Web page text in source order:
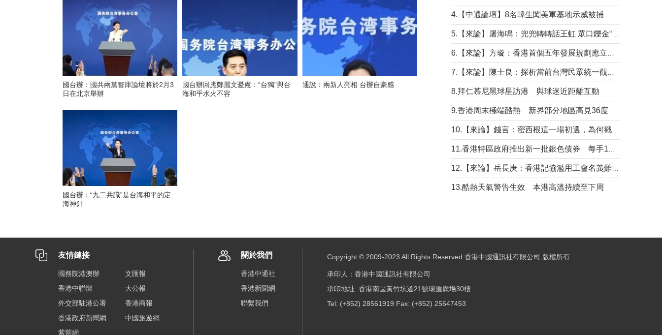
國台辦：國共兩黨智庫論壇將於2月3
日在北京舉辦
國台辦回應鄭麗文憂慮：“台獨”與台
海和平水火不容
通說：兩新人亮相 台辦自豪感
國台辦：“九二共識”是台海和平的定
海神針
8.拜仁慕尼黑球星訪港 與球迷近距離互動
9.香港周末極端酷熱 新界部分地區高見36度
13.酷熱天氣警告生效 本港高溫持續至下周
友情鏈接
國務院港澳辦
文匯報
香港中聯辦
大公報
外交部駐港公署
香港商報
香港政府新聞網
中國旅遊網
紫荊網
關於我們
香港中通社
香港新聞網
聯繫我們
Copyright © 2009-2023 All Rights Reserved 香港中國通訊社有限公司 版權所有
承印人：香港中國通訊社有限公司
承印地址: 香港南區黃竹坑道21號環匯廣場30樓
Tel: (+852) 28561919 Fax: (+852) 25647453